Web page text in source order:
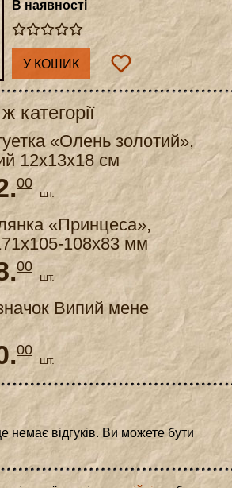
В наявності
У КОШИК
категорії
«Олень золотий»,
12x13x18 см
00
шт.
«Принцеса»,
108x83 мм
00
шт.
Випий мене
00
шт.
немає відгуків. Ви можете бути